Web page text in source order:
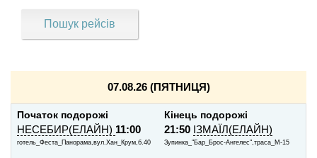
Пошук рейсів
07.08.26 (ПЯТНИЦЯ)
Початок подорожі
НЕСЕБИР(ЕЛАЙН) 11:00
готель_Феста_Панорама,вул.Хан_Крум,б.40
Кінець подорожі
21:50 ІЗМАЇЛ(ЕЛАЙН)
Зупинка_"Бар_Брос-Ангелес",траса_М-15